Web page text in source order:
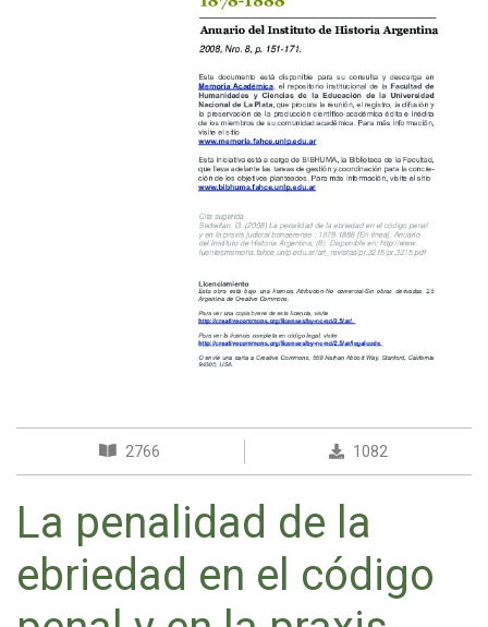
2766 1082
La penalidad de la
ebriedad en el código